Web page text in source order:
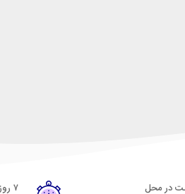
در محل ۷ روز ضمانت